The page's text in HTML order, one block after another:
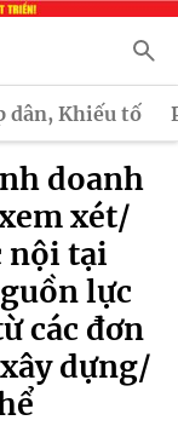
dân, Khiếu tố
doanh
xét/
nội tại
lực
các đơn
dựng/